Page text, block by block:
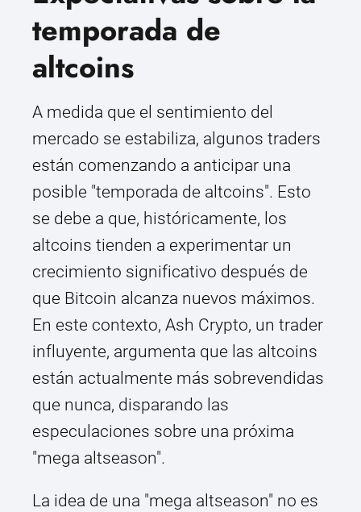
temporada de
altcoins
A medida que el sentimiento del
mercado se estabiliza, algunos traders
están comenzando a anticipar una
posible "temporada de altcoins". Esto
se debe a que, históricamente, los
altcoins tienden a experimentar un
crecimiento significativo después de
que Bitcoin alcanza nuevos máximos.
En este contexto, Ash Crypto, un trader
influyente, argumenta que las altcoins
están actualmente más sobrevendidas
que nunca, disparando las
especulaciones sobre una próxima
"mega altseason".
La idea de una "mega altseason" no es